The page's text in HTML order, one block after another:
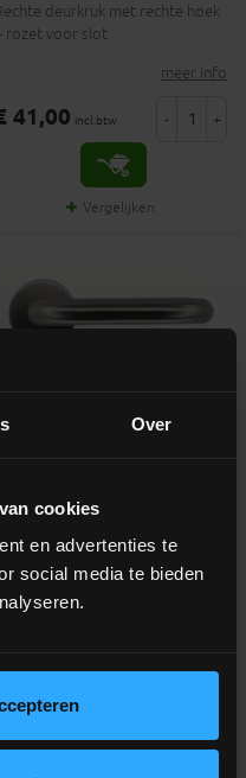
Over
cookies
en advertenties te
social media te bieden
deurkruk met rechte hoek
rozet voor slot
meer info
41,00 incl.btw - +
Vergelijken
Deurklink inox 19mm U-vorm
deurkruk + rozet voor